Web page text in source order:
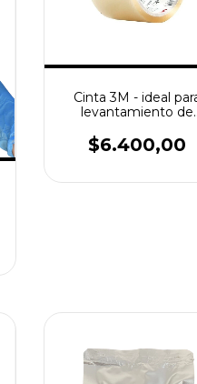
Cinta 3M - ideal
levantamiento de
$6.400,00